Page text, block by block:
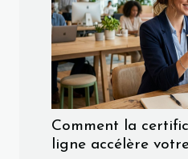
Comment la
ligne accélère